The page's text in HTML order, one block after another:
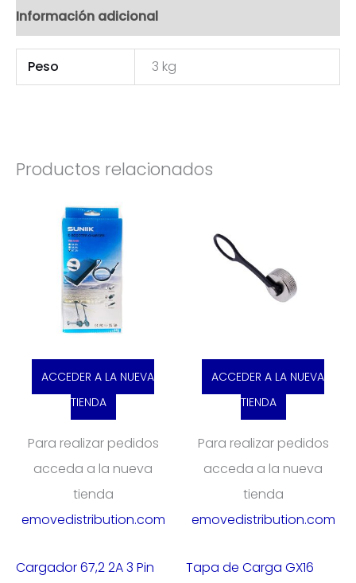
Información adicional
Peso 3 kg
Productos relacionados
ACCEDER A LA NUEVA
TIENDA
Para realizar pedidos
acceda a la nueva
tienda
emovedistribution.com
Cargador 67,2 2A 3 Pin
ACCEDER A LA NUEVA
TIENDA
Para realizar pedidos
acceda a la nueva
tienda
emovedistribution.com
Tapa de Carga GX16